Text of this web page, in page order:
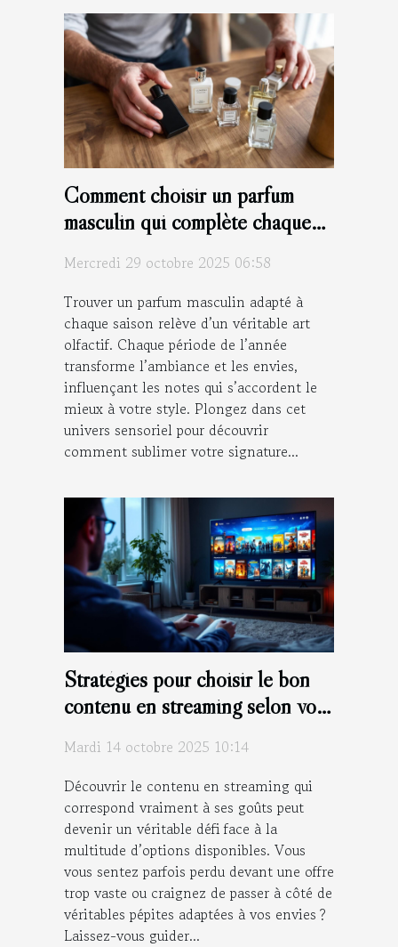
Comment choisir un parfum
masculin qui complète chaque
Mercredi 29 octobre 2025 06:58
Trouver un parfum masculin adapté à
chaque saison relève d’un véritable art
olfactif. Chaque période de l’année
transforme l’ambiance et les envies,
influençant les notes qui s’accordent le
mieux à votre style. Plongez dans cet
univers sensoriel pour découvrir
comment sublimer votre signature...
Stratégies pour choisir le bon
contenu en streaming selon vos
Mardi 14 octobre 2025 10:14
Découvrir le contenu en streaming qui
correspond vraiment à ses goûts peut
devenir un véritable défi face à la
multitude d’options disponibles. Vous
vous sentez parfois perdu devant une offre
trop vaste ou craignez de passer à côté de
véritables pépites adaptées à vos envies ?
Laissez-vous guider...